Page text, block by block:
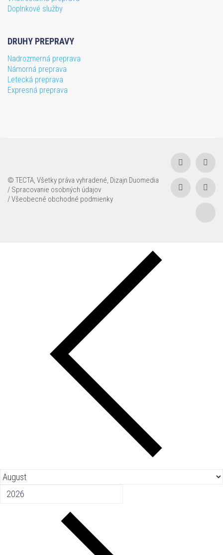
Doplnkové služby
DRUHY PREPRAVY
Nadrozmerná preprava
Námorná preprava
Lete​cká preprava
Expresná preprava
© TECTA, Všetky práva vyhradené, Dizajn Duomedia
/ Spracovanie osobných údajov
/ Všeobecné obchodné podmienky